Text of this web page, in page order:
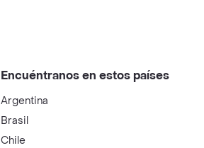
Encuéntranos en estos países
Argentina
Brasil
Chile